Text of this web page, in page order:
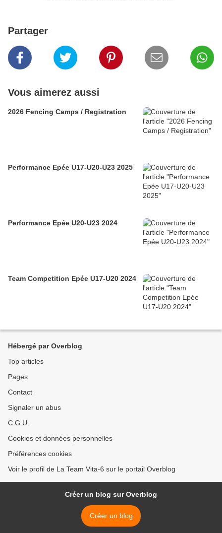
Partager
Vous aimerez aussi
2026 Fencing Camps / Registration
Performance Epée U17-U20-U23 2025
Performance Epée U20-U23 2024
Team Competition Epée U17-U20 2024
Hébergé par Overblog
Top articles
Pages
Contact
Signaler un abus
C.G.U.
Cookies et données personnelles
Préférences cookies
Voir le profil de La Team Vita-6 sur le portail Overblog
Créer un blog sur Overblog
Créer un blog